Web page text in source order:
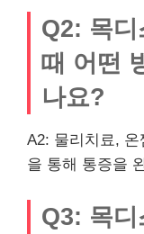
Q2: 목
때 어떤
나요?
A2: 물리치료,
을 통해 통증을
Q3: 목